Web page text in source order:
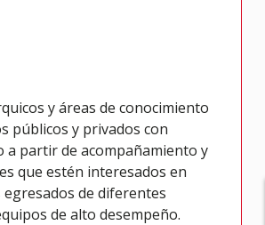
y áreas de conocimiento
públicos y privados con
a partir de acompañamiento y
que estén interesados en
de diferentes
de alto desempeño.